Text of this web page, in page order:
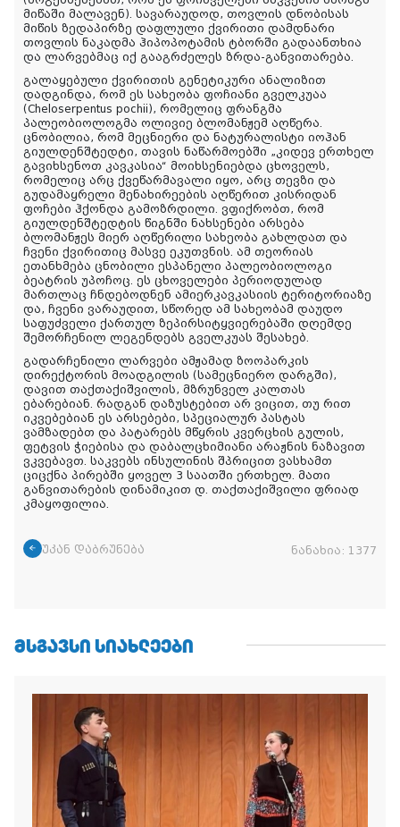
მიწაში მალავენ). სავარაუდოდ, თოვლის დნობისას
მიწის ზედაპირზე დაფლული ქვირითი დამდნარი
თოვლის ნაკადმა ჰიპოპოტამის ტბორში გადაანთხია
და ლარვებმაც იქ გააგრძელეს ზრდა-განვითარება.
გალაყებული ქვირითის გენეტიკური ანალიზით
დადგინდა, რომ ეს სახეობა ფოჩიანი გველკუაა
(Cheloserpentus pochii), რომელიც ფრანგმა
პალეობიოლოგმა ოლივიე ბლომანჟემ აღწერა.
ცნობილია, რომ მეცნიერი და ნატურალისტი იოჰან
გიულდენშტედტი, თავის ნაწარმოებში „კიდევ ერთხელ
გავიხსენოთ კავკასია“ მოიხსენიებდა ცხოველს,
რომელიც არც ქვეწარმავალი იყო, არც თევზი და
გუდამაყრელი მენახირეების აღწერით კისრიდან
ფოჩები ჰქონდა გამოზრდილი. ვფიქრობთ, რომ
გიულდენშტედტის წიგნში ნახსენები არსება
ბლომანჟეს მიერ აღწერილი სახეობა გახლდათ და
ჩვენი ქვირითიც მასვე ეკუთვნის. ამ თეორიას
ეთანხმება ცნობილი ესპანელი პალეობიოლოგი
ბეატრის უპოჩოც. ეს ცხოველები პერიოდულად
მართლაც ჩნდებოდნენ ამიერკავკასიის ტერიტორიაზე
და, ჩვენი ვარაუდით, სწორედ ამ სახეობამ დაუდო
საფუძველი ქართულ ზეპირსიტყვიერებაში დღემდე
შემორჩენილ ლეგენდებს გველკუას შესახებ.
გადარჩენილი ლარვები ამჟამად ზოოპარკის
დირექტორის მოადგილის (სამეცნიერო დარგში),
დავით თაქთაქიშვილის, მზრუნველ კალთას
ებარებიან. რადგან დაზუსტებით არ ვიცით, თუ რით
იკვებებიან ეს არსებები, სპეციალურ პასტას
ვამზადებთ და პატარებს მწყრის კვერცხის გულის,
ფეტვის ჭიებისა და დაბალცხიმიანი არაჟნის ნაზავით
ვკვებავთ. საკვებს ინსულინის შპრიცით ვასხამთ
ციცქნა პირებში ყოველ 3 საათში ერთხელ. მათი
განვითარების დინამიკით დ. თაქთაქიშვილი ფრიად
კმაყოფილია.
უკან დაბრუნება ნანახია: 1377
ᲛᲡᲒᲐᲕᲡᲘ ᲡᲘᲐᲮᲚᲔᲔᲑᲘ